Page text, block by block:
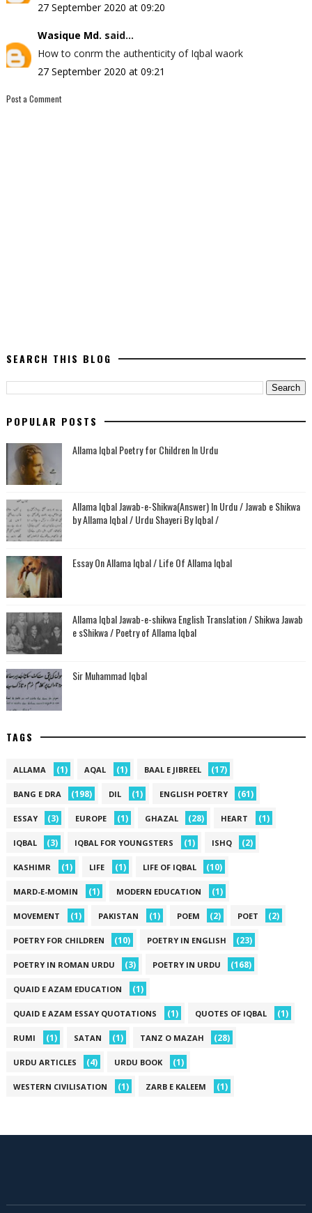
27 September 2020 at 09:20
Wasique Md. said...
How to confirm the authenticity of Iqbal waork
27 September 2020 at 09:21
Post a Comment
SEARCH THIS BLOG
POPULAR POSTS
Allama Iqbal Poetry for Children In Urdu
Allama Iqbal Jawab-e-Shikwa(Answer) In Urdu / Jawab e Shikwa
by Allama Iqbal / Urdu Shayeri By Iqbal /
Essay On Allama Iqbal / Life Of Allama Iqbal
Allama Iqbal Jawab-e-shikwa English Translation / Shikwa Jawab
e sShikwa / Poetry of Allama Iqbal
Sir Muhammad Iqbal
TAGS
ALLAMA (1) AQAL (1) BAAL E JIBREEL (17)
BANG E DRA (198) DIL (1) ENGLISH POETRY (61)
ESSAY (3) EUROPE (1) GHAZAL (28) HEART (1)
IQBAL (3) IQBAL FOR YOUNGSTERS (1) ISHQ (2)
KASHIMR (1) LIFE (1) LIFE OF IQBAL (10)
MARD-E-MOMIN (1) MODERN EDUCATION (1)
MOVEMENT (1) PAKISTAN (1) POEM (2) POET (2)
POETRY FOR CHILDREN (10) POETRY IN ENGLISH (23)
POETRY IN ROMAN URDU (3) POETRY IN URDU (168)
QUAID E AZAM EDUCATION (1)
QUAID E AZAM ESSAY QUOTATIONS (1) QUOTES OF IQBAL (1)
RUMI (1) SATAN (1) TANZ O MAZAH (28)
URDU ARTICLES (4) URDU BOOK (1)
WESTERN CIVILISATION (1) ZARB E KALEEM (1)